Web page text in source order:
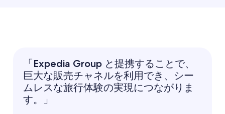
「Expedia Group と提携することで、
巨大な販売チャネルを利用でき、シー
ムレスな旅行体験の実現につながりま
す。」